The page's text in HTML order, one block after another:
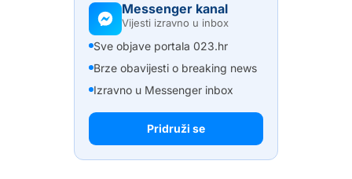
Messenger kanal
Vijesti izravno u inbox
Sve objave portala 023.hr
Brze obavijesti o breaking news
Izravno u Messenger inbox
Pridruži se